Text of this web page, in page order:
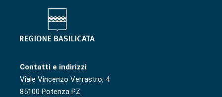
Contatti e indirizzi
Viale Vincenzo Verrastro, 4
85100 Potenza PZ